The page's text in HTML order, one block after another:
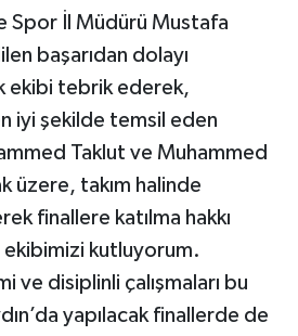
Spor İl Müdürü Mustafa
başarıdan dolayı
ekibi tebrik ederek,
iyi şekilde temsil eden
Taklut ve Muhammed
üzere, takım halinde
finallere katılma hakkı
ekibimizi kutluyorum.
ve disiplinli çalışmaları bu
yapılacak finallerde de